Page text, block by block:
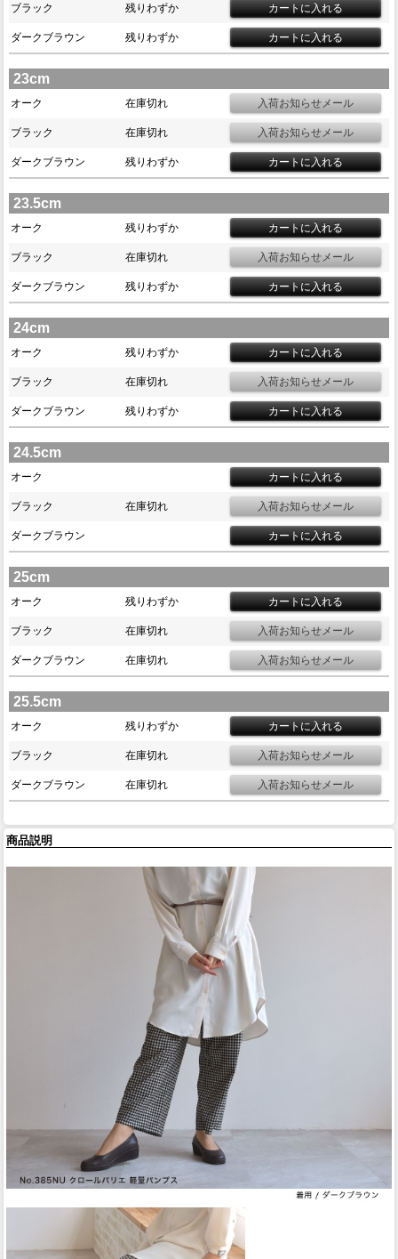
ブラック 残りわずか
ダークブラウン 残りわずか
23cm
オーク 在庫切れ
ブラック 在庫切れ
ダークブラウン 残りわずか
23.5cm
オーク 残りわずか
ブラック 在庫切れ
ダークブラウン 残りわずか
24cm
オーク 残りわずか
ブラック 在庫切れ
ダークブラウン 残りわずか
24.5cm
オーク
ブラック 在庫切れ
ダークブラウン
25cm
オーク 残りわずか
ブラック 在庫切れ
ダークブラウン 在庫切れ
25.5cm
オーク 残りわずか
ブラック 在庫切れ
ダークブラウン 在庫切れ
商品説明